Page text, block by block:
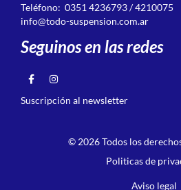
Teléfono: 0351 4236793 / 4210075
info@todo-suspension.com.ar
Seguinos en las redes
Suscripción al newsletter
© 2026 Todos los
Politicas de
Aviso legal